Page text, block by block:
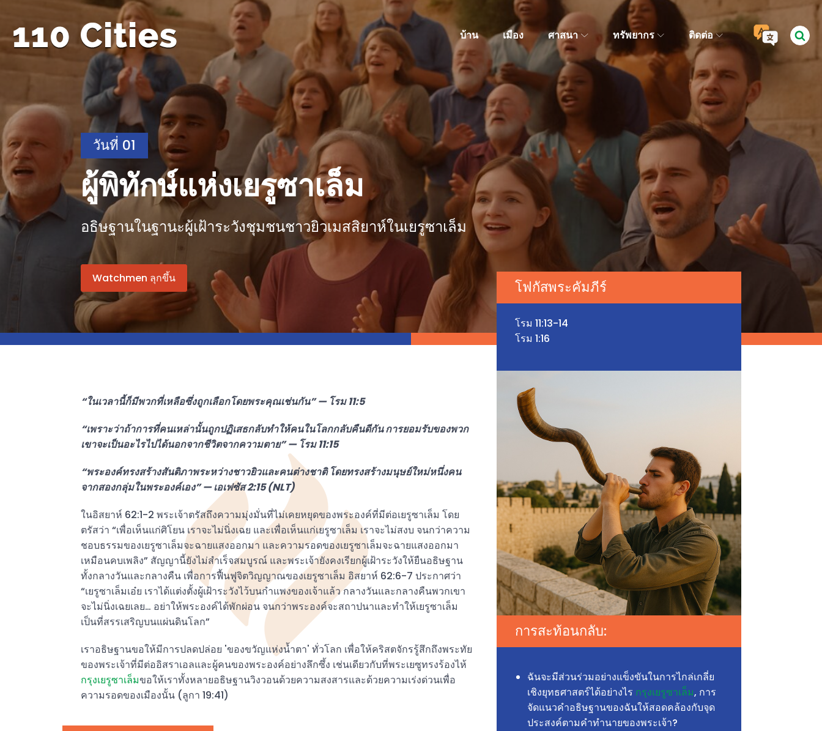
บ้าน เมือง ศาสนา ทรัพยากร ติดต่อ
วันที่ 01
ผู้พิทักษ์แห่งเยรูซาเล็ม
อธิษฐานในฐานะผู้เฝ้าระวังชุมชนชาวยิวเมสสิยาห์ในเยรูซาเล็ม
Watchmen ลุกขึ้น
“ในเวลานี้ก็มีพวกที่เหลือซึ่งถูกเลือกโดยพระคุณเช่นกัน” — โรม 11:5
“เพราะว่าถ้าการที่คนเหล่านั้นถูกปฏิเสธกลับทำให้คนในโลกกลับคืนดีกัน การยอมรับของพวก
เขาจะเป็นอะไรไปได้นอกจากชีวิตจากความตาย” — โรม 11:15
“พระองค์ทรงสร้างสันติภาพระหว่างชาวยิวและคนต่างชาติ โดยทรงสร้างมนุษย์ใหม่หนึ่งคน
จากสองกลุ่มในพระองค์เอง” — เอเฟซัส 2:15 (NLT)
ในอิสยาห์ 62:1-2 พระเจ้าตรัสถึงความมุ่งมั่นที่ไม่เคยหยุดของพระองค์ที่มีต่อเยรูซาเล็ม โดย
ตรัสว่า “เพื่อเห็นแก่ศิโยน เราจะไม่นิ่งเฉย และเพื่อเห็นแก่เยรูซาเล็ม เราจะไม่สงบ จนกว่าความ
ชอบธรรมของเยรูซาเล็มจะฉายแสงออกมา และความรอดของเยรูซาเล็มจะฉายแสงออกมา
เหมือนคบเพลิง” สัญญานี้ยังไม่สำเร็จสมบูรณ์ และพระเจ้ายังคงเรียกผู้เฝ้าระวังให้ยืนอธิษฐาน
ทั้งกลางวันและกลางคืน เพื่อการฟื้นฟูจิตวิญญาณของเยรูซาเล็ม อิสยาห์ 62:6-7 ประกาศว่า
“เยรูซาเล็มเอ๋ย เราได้แต่งตั้งผู้เฝ้าระวังไว้บนกำแพงของเจ้าแล้ว กลางวันและกลางคืนพวกเขา
จะไม่นิ่งเฉยเลย… อย่าให้พระองค์ได้พักผ่อน จนกว่าพระองค์จะสถาปนาและทำให้เยรูซาเล็ม
เป็นที่สรรเสริญบนแผ่นดินโลก”
เราอธิษฐานขอให้มีการปลดปล่อย 'ของขวัญแห่งน้ำตา' ทั่วโลก เพื่อให้คริสตจักรรู้สึกถึงพระทัย
ของพระเจ้าที่มีต่ออิสราเอลและผู้คนของพระองค์อย่างลึกซึ้ง เช่นเดียวกับที่พระเยซูทรงร้องไห้
กรุงเยรูซาเล็มขอให้เราทั้งหลายอธิษฐานวิงวอนด้วยความสงสารและด้วยความเร่งด่วนเพื่อ
ความรอดของเมืองนั้น (ลูกา 19:41)
โฟกัสพระคัมภีร์
โรม 11:13-14
โรม 1:16
การสะท้อนกลับ:
ฉันจะมีส่วนร่วมอย่างแข็งขันในการไกล่เกลี่ย
เชิงยุทธศาสตร์ได้อย่างไร กรุงเยรูซาเล็ม, การ
จัดแนวคำอธิษฐานของฉันให้สอดคล้องกับจุด
ประสงค์ตามคำทำนายของพระเจ้า?